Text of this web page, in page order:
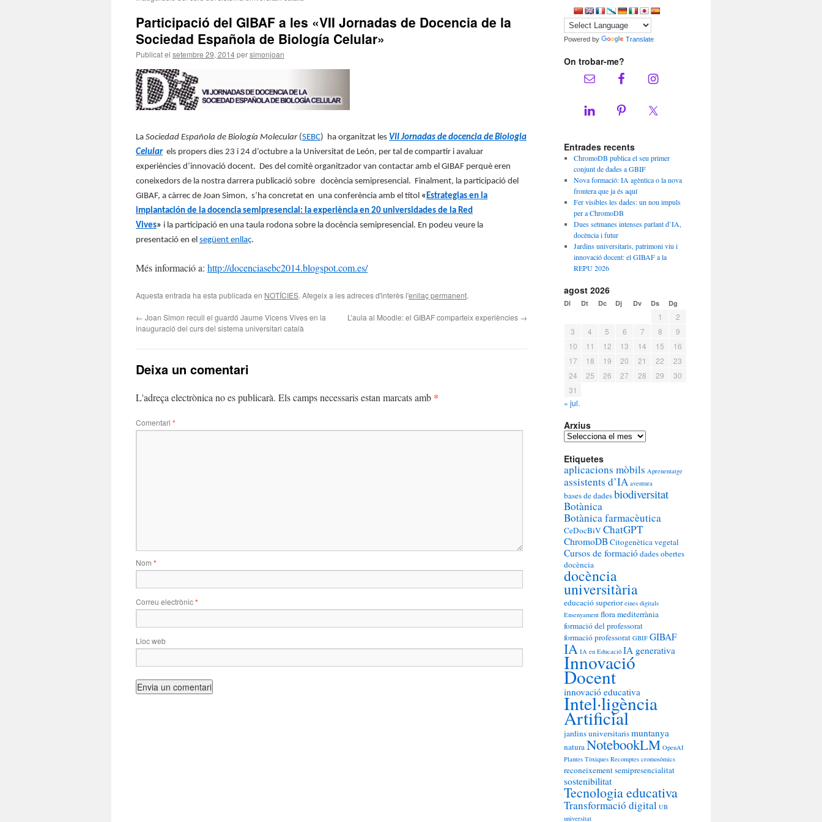
Participació del GIBAF a les «VII Jornadas de Docencia de la
Sociedad Española de Biología Celular»
Publicat el setembre 29, 2014persimonjoan
La Sociedad Española de Biología Molecular (SEBC) ha organitzat les VII Jornadas de docencia de Biologia
Celular els propers dies 23 i 24 d’octubre a la Universitat de León, per tal de compartir i avaluar
experiències d’innovació docent. Des del comitè organitzador van contactar amb el GIBAF perquè eren
coneixedors de la nostra darrera publicació sobre docència semipresencial. Finalment, la participació del
GIBAF, a càrrec de Joan Simon, s’ha concretat en una conferència amb el títol «Estrategias en la
implantación de la docencia semipresencial: la experiència en 20 universidades de la Red
Vives» i la participació en una taula rodona sobre la docència semipresencial. En podeu veure la
presentació en el següent enllaç.
Més informació a: http://docenciasebc2014.blogspot.com.es/
Aquesta entrada ha esta publicada en NOTÍCIES. Afegeix a les adreces d'interès l'enllaç permanent.
← Joan Simon recull el guardó Jaume Vicens Vives en la
inauguració del curs del sistema universitari català
L’aula al Moodle: el GIBAF comparteix experiències →
Deixa un comentari
L'adreça electrònica no es publicarà. Els camps necessaris estan marcats amb *
Comentari *
Nom *
Correu electrònic*
Lloc web
Powered by Translate
On trobar-me?
Entrades recents
ChromoDB publica el seu primer
conjunt de dades a GBIF
Nova formació: IA agèntica o la nova
frontera que ja és aquí
Fer visibles les dades: un nou impuls
per a ChromoDB
Dues setmanes intenses parlant d’IA,
docència i futur
Jardins universitaris, patrimoni viu i
innovació docent: el GIBAF a la
REPU 2026
agost 2026
Dl Dt Dc Dj Dv Ds Dg
1
2
3
4 5 6 7 8
9
10
11 12 13 14 15
16
17
18 19 20 21 22
23
24
25 26 27 28 29
30
31
« jul.
Arxius
Arxius
Etiquetes
aplicacions mòbils Aprenentatge
assistents d’IA aventura
bases de dadesbiodiversitat
Botànica
Botànica farmacèutica
CeDocBiV ChatGPT
ChromoDBCitogenètica vegetal
Cursos de formaciódades obertes
docència
docència
universitària
educació superior eines digitals
Ensenyament flora mediterrània
formació del professorat
formació professorat GBIF GIBAF
IA IA en Educació IA generativa
Innovació
Docent
innovació educativa
Intel·ligència
Artificial
jardins universitarismuntanya
naturaNotebookLM OpenAI
Plantes Tòxiques Recomptes cromosòmics
reconeixementsemipresencialitat
sostenibilitat
Tecnologia educativa
Transformació digital UB
universitat